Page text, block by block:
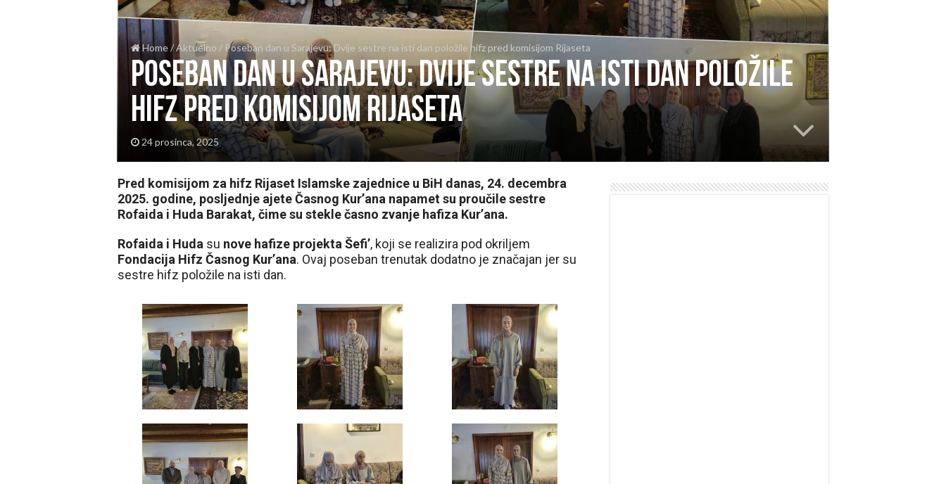
Home/Aktuelno / Poseban dan u Sarajevu: Dvije sestre na isti dan položile hifz pred komisijom Rijaseta
Poseban dan u Sarajevu: Dvije sestre na isti dan položile
hifz pred komisijom Rijaseta
24 prosinca, 2025
Pred komisijom za hifz Rijaset Islamske zajednice u BiH danas, 24. decembra
2025. godine, posljednje ajete Časnog Kur’ana napamet su proučile sestre
Rofaida i Huda Barakat, čime su stekle časno zvanje hafiza Kur’ana.
Rofaida i Huda su nove hafize projekta Šefi’, koji se realizira pod okriljem
Fondacija Hifz Časnog Kur’ana. Ovaj poseban trenutak dodatno je značajan jer su
sestre hifz položile na isti dan.